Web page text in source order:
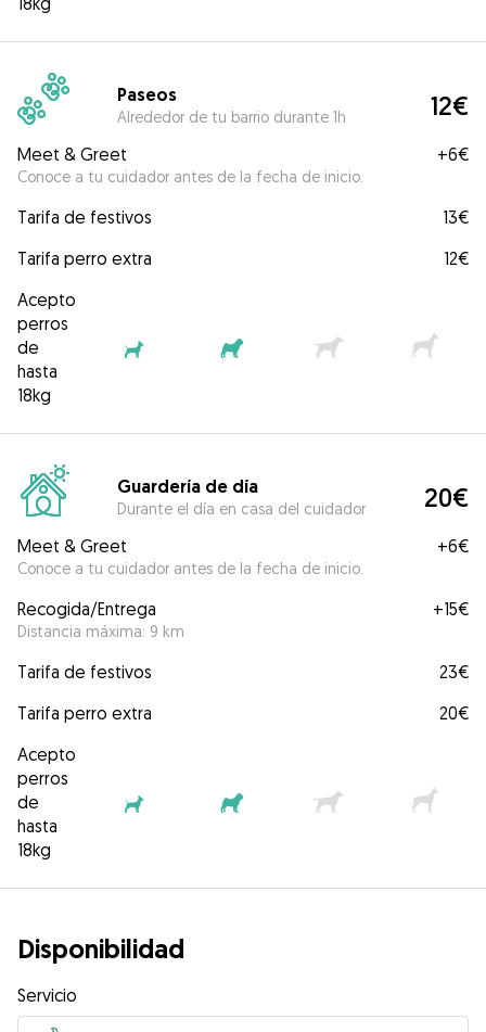
Paseos
Alrededor de tu barrio durante 1h 12€
Meet & Greet
Conoce a tu cuidador antes de la fecha de inicio.
+6€
Tarifa de festivos
13€
Tarifa perro extra
12€
Acepto
perros
de
hasta
18kg
Guardería de día
Durante el día en casa del cuidador 20€
Meet & Greet
Conoce a tu cuidador antes de la fecha de inicio.
+6€
Recogida/Entrega
Distancia máxima: 9 km
+15€
Tarifa de festivos
23€
Tarifa perro extra
20€
Acepto
perros
de
hasta
18kg
Disponibilidad
Servicio